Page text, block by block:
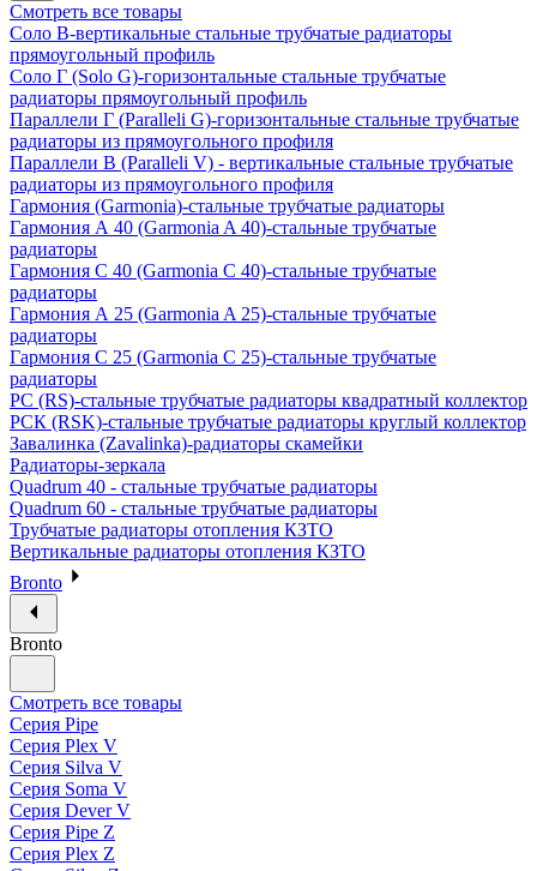
Смотреть все товары
Соло В-вертикальные стальные трубчатые радиаторы
прямоугольный профиль
Соло Г (Solo G)-горизонтальные стальные трубчатые
радиаторы прямоугольный профиль
Параллели Г (Paralleli G)-горизонтальные стальные трубчатые
радиаторы из прямоугольного профиля
Параллели В (Paralleli V) - вертикальные стальные трубчатые
радиаторы из прямоугольного профиля
Гармония (Garmonia)-стальные трубчатые радиаторы
Гармония А 40 (Garmonia A 40)-стальные трубчатые
радиаторы
Гармония С 40 (Garmonia C 40)-стальные трубчатые
радиаторы
Гармония А 25 (Garmonia A 25)-стальные трубчатые
радиаторы
Гармония С 25 (Garmonia C 25)-стальные трубчатые
радиаторы
РС (RS)-стальные трубчатые радиаторы квадратный коллектор
РСК (RSK)-стальные трубчатые радиаторы круглый коллектор
Завалинка (Zavalinka)-радиаторы скамейки
Радиаторы-зеркала
Quadrum 40 - стальные трубчатые радиаторы
Quadrum 60 - стальные трубчатые радиаторы
Трубчатые радиаторы отопления КЗТО
Вертикальные радиаторы отопления КЗТО
Bronto
Bronto
Смотреть все товары
Серия Pipe
Серия Plex V
Серия Silva V
Серия Soma V
Серия Dever V
Серия Pipe Z
Серия Plex Z